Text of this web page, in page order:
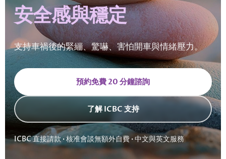
安全感與穩定
支持車禍後的緊繃、驚嚇、害怕開車與情緒壓力。
預約免費 20 分鐘諮詢
了解 ICBC 支持
ICBC 直接請款 · 核准會談無額外自費 · 中文與英文服務